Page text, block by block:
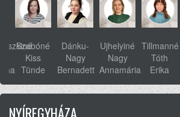
Szabóné
Kiss
Tünde
Dánku-
Nagy
Bernadett
Ujhelyiné
Nagy
Annamária
Tillmanné
Tóth
Erika
NYÍREGYHÁZA